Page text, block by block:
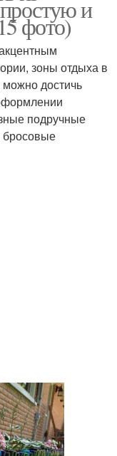
бутылки
из бутылок
в канат
и
фото)
зоны отдыха в
можно достичь
подручные
бросовые